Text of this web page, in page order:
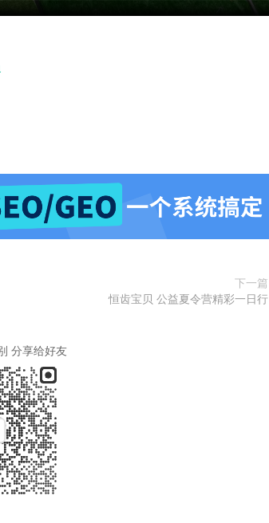
下一篇
恒齿宝贝 公益夏令营精彩一日行
分享给好友